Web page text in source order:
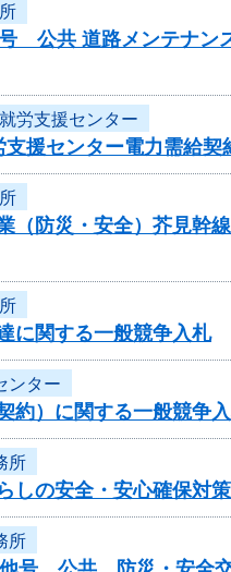
公共 道路メンテナ
労支援センター
援センター電力需給
防災・安全）芥見幹
に関する一般競争入札
ンター
約）に関する一般競争
所
しの安全・安心確保対
所